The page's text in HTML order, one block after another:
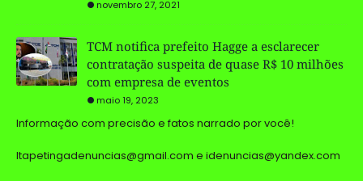
novembro 27, 2021
TCM notifica prefeito Hagge a esclarecer
contratação suspeita de quase R$ 10 milhões
com empresa de eventos
maio 19, 2023
Informação com precisão e fatos narrado por você!
Itapetingadenuncias@gmail.com e idenuncias@yandex.com